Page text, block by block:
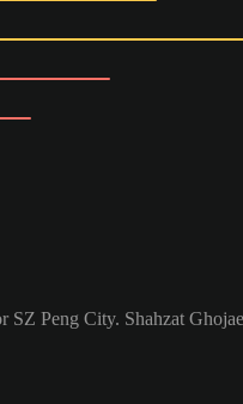
Peng City. Shahzat